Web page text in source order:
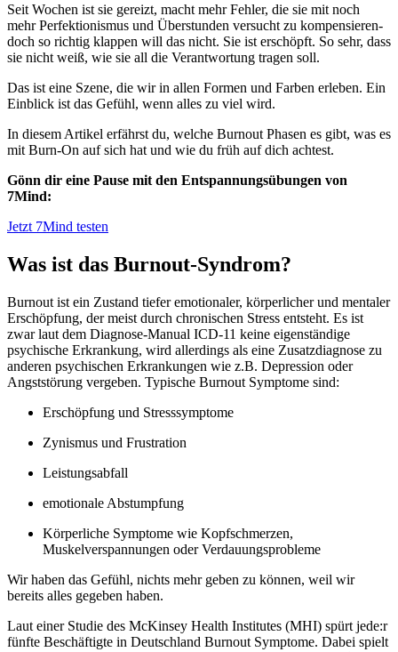
Seit Wochen ist sie gereizt, macht mehr Fehler, die sie mit noch
mehr Perfektionismus und Überstunden versucht zu kompensieren-
doch so richtig klappen will das nicht. Sie ist erschöpft. So sehr, dass
sie nicht weiß, wie sie all die Verantwortung tragen soll.
Das ist eine Szene, die wir in allen Formen und Farben erleben. Ein
Einblick ist das Gefühl, wenn alles zu viel wird.
In diesem Artikel erfährst du, welche Burnout Phasen es gibt, was es
mit Burn-On auf sich hat und wie du früh auf dich achtest.
Gönn dir eine Pause mit den Entspannungsübungen von
7Mind:
Jetzt 7Mind testen
Was ist das Burnout-Syndrom?
Burnout ist ein Zustand tiefer emotionaler, körperlicher und mentaler
Erschöpfung, der meist durch chronischen Stress entsteht. Es ist
zwar laut dem Diagnose-Manual ICD-11 keine eigenständige
psychische Erkrankung, wird allerdings als eine Zusatzdiagnose zu
anderen psychischen Erkrankungen wie z.B. Depression oder
Angststörung vergeben. Typische Burnout Symptome sind:
Erschöpfung und Stresssymptome
Zynismus und Frustration
Leistungsabfall
emotionale Abstumpfung
Körperliche Symptome wie Kopfschmerzen,
Muskelverspannungen oder Verdauungsprobleme
Wir haben das Gefühl, nichts mehr geben zu können, weil wir
bereits alles gegeben haben.
Laut einer Studie des McKinsey Health Institutes (MHI) spürt jede:r
fünfte Beschäftigte in Deutschland Burnout Symptome. Dabei spielt